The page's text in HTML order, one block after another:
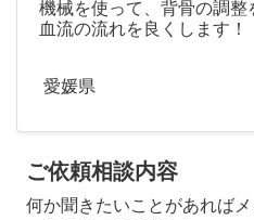
機械を使って、背骨の調整
血流の流れを良くします！
愛媛県
ご依頼相談内容
何か聞きたいことがあれば